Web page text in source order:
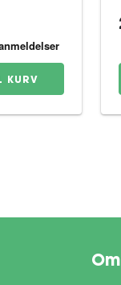
KURV